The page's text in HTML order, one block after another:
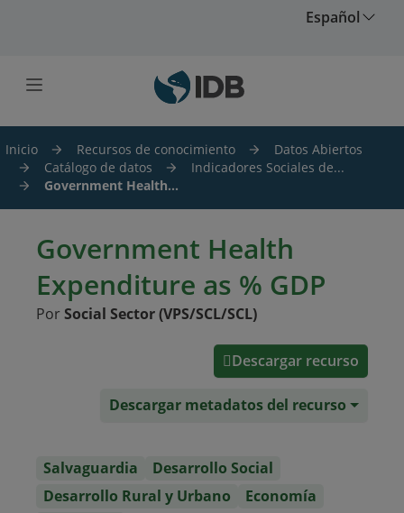
Español
Inicio Recursos de conocimiento
Datos Abiertos
Catálogo de datos
Indicadores Sociales de...
Government Health...
Government Health
Expenditure as % GDP
Por Social Sector (VPS/SCL/SCL)
Descargar recurso
Descargar metadatos del recurso
Salvaguardia
Desarrollo Social
Desarrollo Rural y Urbano
Economía